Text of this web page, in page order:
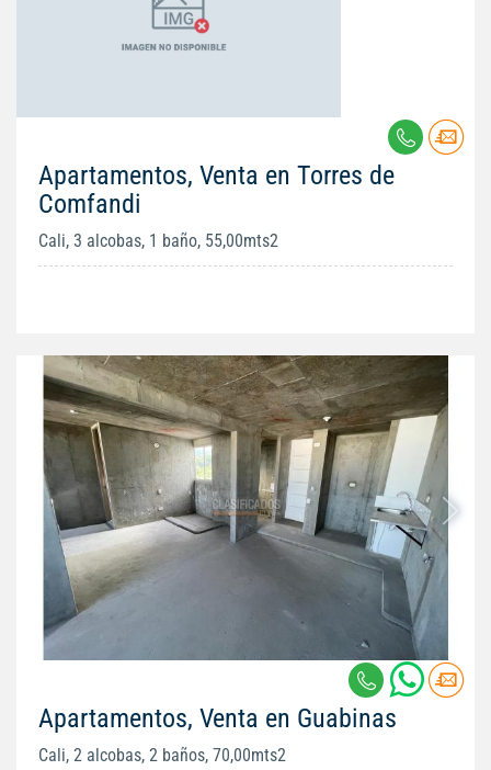
Apartamentos, Venta en Torres de
Comfandi
Cali, 3 alcobas, 1 baño, 55,00mts2
Apartamentos, Venta en Guabinas
Cali, 2 alcobas, 2 baños, 70,00mts2